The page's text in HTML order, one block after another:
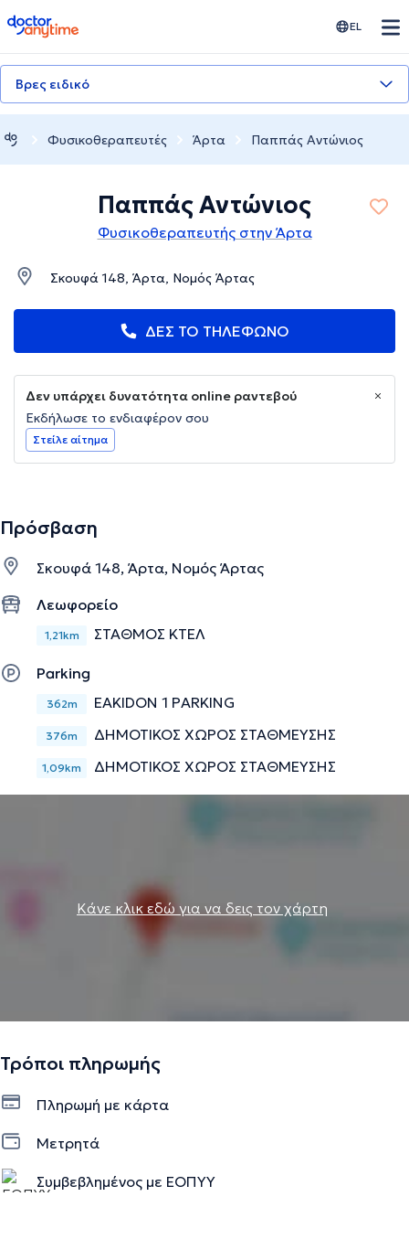
doctoranytime EL
Βρες ειδικό
Φυσικοθεραπευτές Άρτα Παππάς Αντώνιος
Παππάς Αντώνιος
Φυσικοθεραπευτής στην Άρτα
Σκουφά 148, Άρτα, Νομός Άρτας
ΔΕΣ ΤΟ ΤΗΛΕΦΩΝΟ
Δεν υπάρχει δυνατότητα online ραντεβού
Εκδήλωσε το ενδιαφέρον σου
Στείλε αίτημα
Πρόσβαση
Σκουφά 148, Άρτα, Νομός Άρτας
Λεωφορείο
1,21km ΣΤΑΘΜΟΣ ΚΤΕΛ
Parking
362m EAKIDON 1 PARKING
376m ΔΗΜΟΤΙΚΟΣ ΧΩΡΟΣ ΣΤΑΘΜΕΥΣΗΣ
1,09km ΔΗΜΟΤΙΚΟΣ ΧΩΡΟΣ ΣΤΑΘΜΕΥΣΗΣ
Κάνε κλικ εδώ για να δεις τον χάρτη
Τρόποι πληρωμής
Πληρωμή με κάρτα
Μετρητά
Συμβεβλημένος με ΕΟΠΥΥ